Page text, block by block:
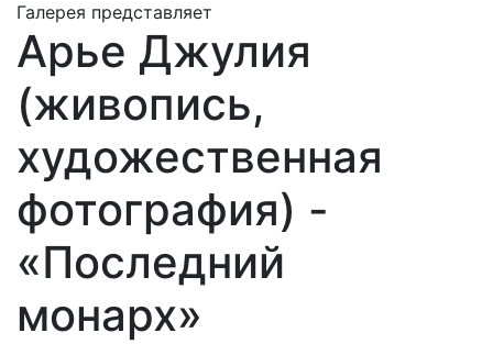
Галерея представляет
Арье Джулия
(живопись,
художественная
фотография) -
«Последний
монарх»